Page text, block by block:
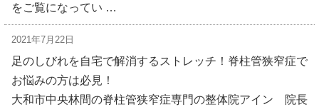
をご覧になってい …
2021年7月22日
足のしびれを自宅で解消するストレッチ！脊柱管狭窄症で
お悩みの方は必見！
大和市中央林間の脊柱管狭窄症専門の整体院アイン 院長